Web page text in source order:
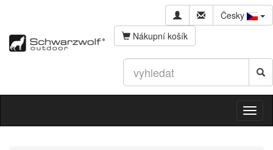
Česky
Nákupní košík